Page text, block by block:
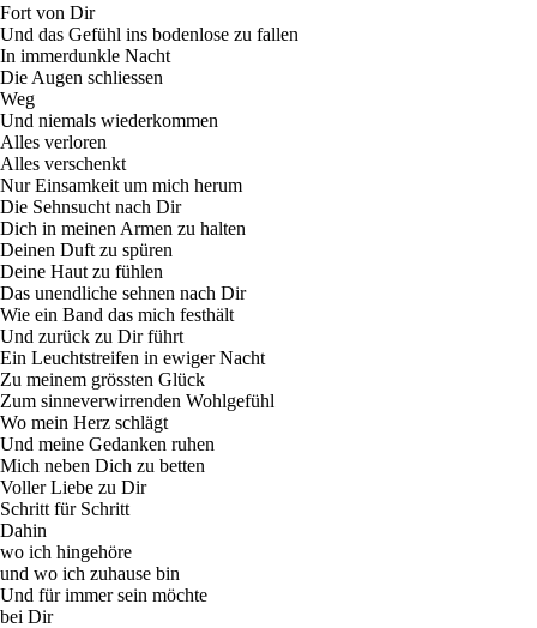
Fort von Dir
Und das Gefühl ins bodenlose zu fallen
In immerdunkle Nacht
Die Augen schliessen
Weg
Und niemals wiederkommen
Alles verloren
Alles verschenkt
Nur Einsamkeit um mich herum
Die Sehnsucht nach Dir
Dich in meinen Armen zu halten
Deinen Duft zu spüren
Deine Haut zu fühlen
Das unendliche sehnen nach Dir
Wie ein Band das mich festhält
Und zurück zu Dir führt
Ein Leuchtstreifen in ewiger Nacht
Zu meinem grössten Glück
Zum sinneverwirrenden Wohlgefühl
Wo mein Herz schlägt
Und meine Gedanken ruhen
Mich neben Dich zu betten
Voller Liebe zu Dir
Schritt für Schritt
Dahin
wo ich hingehöre
und wo ich zuhause bin
Und für immer sein möchte
bei Dir